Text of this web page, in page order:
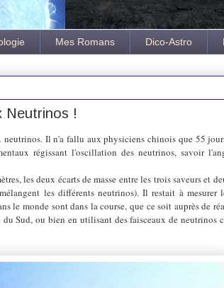
Mes Romans Dico-Astro
Neutrinos !
neutrinos. Il n'a fallu aux physiciens chinois que 55
régissant l'oscillation des neutrinos, savoir
les deux écarts de masse entre les trois saveurs et
les différents neutrinos). Il restait à mesurer
le monde sont dans la course, que ce soit auprès de
Sud, ou bien en utilisant des faisceaux de neutrinos